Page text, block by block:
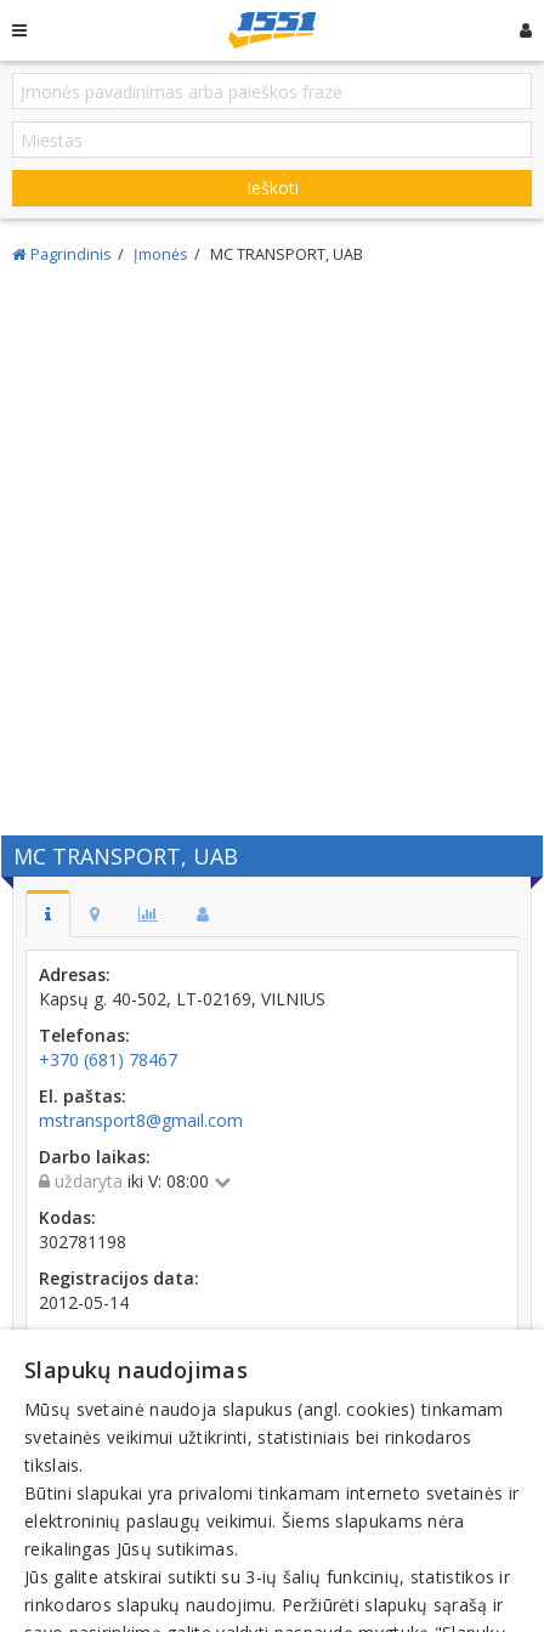
Ieškoti
Pagrindinis Įmonės MC TRANSPORT, UAB
MC TRANSPORT, UAB
Adresas:
Kapsų g. 40-502, LT-02169, VILNIUS
Telefonas:
+370 (681) 78467
El. paštas:
mstransport8@gmail.com
Darbo laikas:
uždaryta iki V: 08:00
Kodas:
302781198
Registracijos data:
2012-05-14
0 € (2019 m.)
Teisinis statusas: išregistruotas (nuo 2024-08-13)
Veiklos sritys
Automobilių transportas, paslaugos
Slapukų naudojimas
Mūsų svetainė naudoja slapukus (angl. cookies) tinkamam
svetainės veikimui užtikrinti, statistiniais bei rinkodaros
tikslais.
Būtini slapukai yra privalomi tinkamam interneto svetainės ir
elektroninių paslaugų veikimui. Šiems slapukams nėra
reikalingas Jūsų sutikimas.
Jūs galite atskirai sutikti su 3-ių šalių funkcinių, statistikos ir
rinkodaros slapukų naudojimu. Peržiūrėti slapukų sąrašą ir